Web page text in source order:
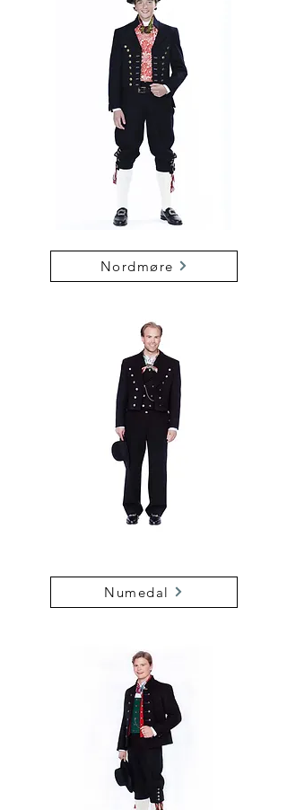
Nordmøre
Numedal